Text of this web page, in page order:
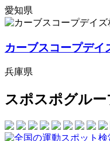
愛知県
カーブスコープデイ
兵庫県
スポスポグルー